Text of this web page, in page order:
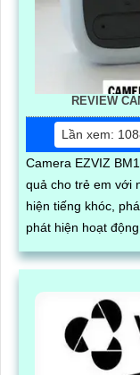
REVIEW
Lần xem:
Camera EZVIZ
quả cho trẻ em với
hiện tiếng khóc,
phát hiện hoạt
minh).